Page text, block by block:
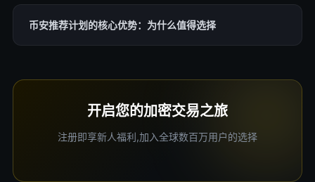
币安推荐计划的核心优势：为什么值得选择
开启您的加密交易之旅
注册即享新人福利,加入全球数百万用户的选择